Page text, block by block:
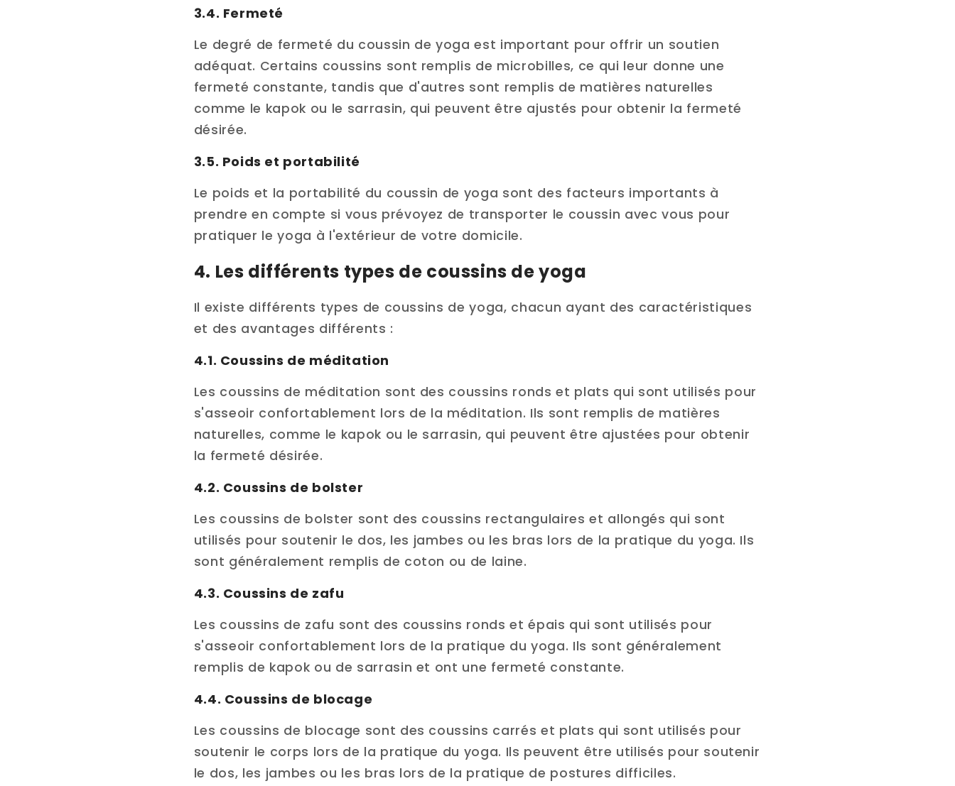
3.4. Fermeté
Le degré de fermeté du coussin de yoga est important pour offrir un soutien
adéquat. Certains coussins sont remplis de microbilles, ce qui leur donne une
fermeté constante, tandis que d'autres sont remplis de matières naturelles
comme le kapok ou le sarrasin, qui peuvent être ajustés pour obtenir la fermeté
désirée.
3.5. Poids et portabilité
Le poids et la portabilité du coussin de yoga sont des facteurs importants à
prendre en compte si vous prévoyez de transporter le coussin avec vous pour
pratiquer le yoga à l'extérieur de votre domicile.
4. Les différents types de coussins de yoga
Il existe différents types de coussins de yoga, chacun ayant des caractéristiques
et des avantages différents :
4.1. Coussins de méditation
Les coussins de méditation sont des coussins ronds et plats qui sont utilisés pour
s'asseoir confortablement lors de la méditation. Ils sont remplis de matières
naturelles, comme le kapok ou le sarrasin, qui peuvent être ajustées pour obtenir
la fermeté désirée.
4.2. Coussins de bolster
Les coussins de bolster sont des coussins rectangulaires et allongés qui sont
utilisés pour soutenir le dos, les jambes ou les bras lors de la pratique du yoga. Ils
sont généralement remplis de coton ou de laine.
4.3. Coussins de zafu
Les coussins de zafu sont des coussins ronds et épais qui sont utilisés pour
s'asseoir confortablement lors de la pratique du yoga. Ils sont généralement
remplis de kapok ou de sarrasin et ont une fermeté constante.
4.4. Coussins de blocage
Les coussins de blocage sont des coussins carrés et plats qui sont utilisés pour
soutenir le corps lors de la pratique du yoga. Ils peuvent être utilisés pour soutenir
le dos, les jambes ou les bras lors de la pratique de postures difficiles.